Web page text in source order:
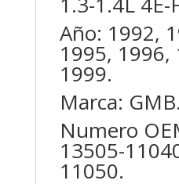
Año: 1992,
1995, 1996,
1999.
Marca: GMB.
Numero
13505-
11050.